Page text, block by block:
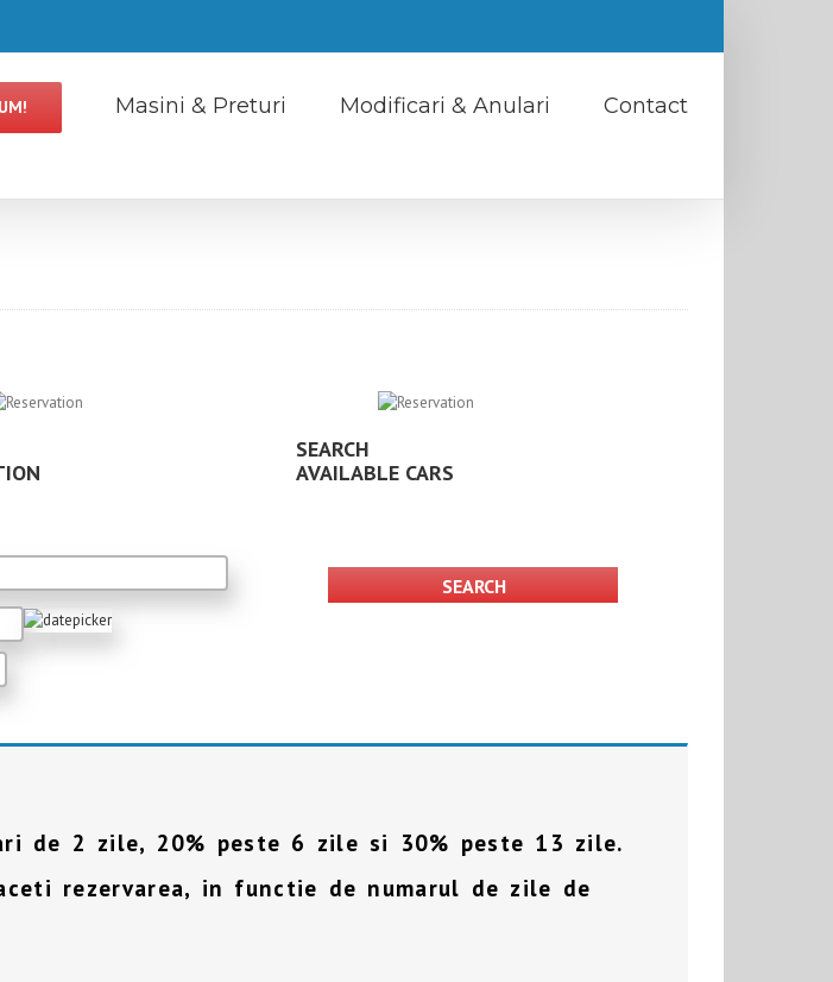
Masini & Preturi Modificari & Anulari Contact
SEARCH
AVAILABLE CARS
de 2 zile, 20% peste 6 zile si 30% peste 13 zile.
rezervarea, in functie de numarul de zile de